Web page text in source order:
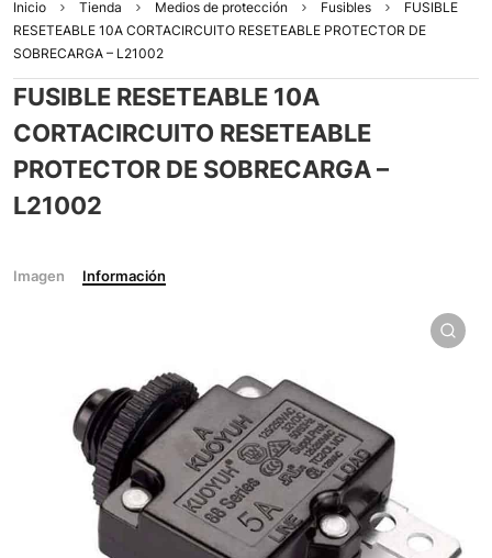
Inicio Tienda Medios de protección Fusibles
FUSIBLE
RESETEABLE 10A CORTACIRCUITO RESETEABLE PROTECTOR DE
SOBRECARGA – L21002
FUSIBLE RESETEABLE 10A
CORTACIRCUITO RESETEABLE
PROTECTOR DE SOBRECARGA –
L21002
Imagen Información